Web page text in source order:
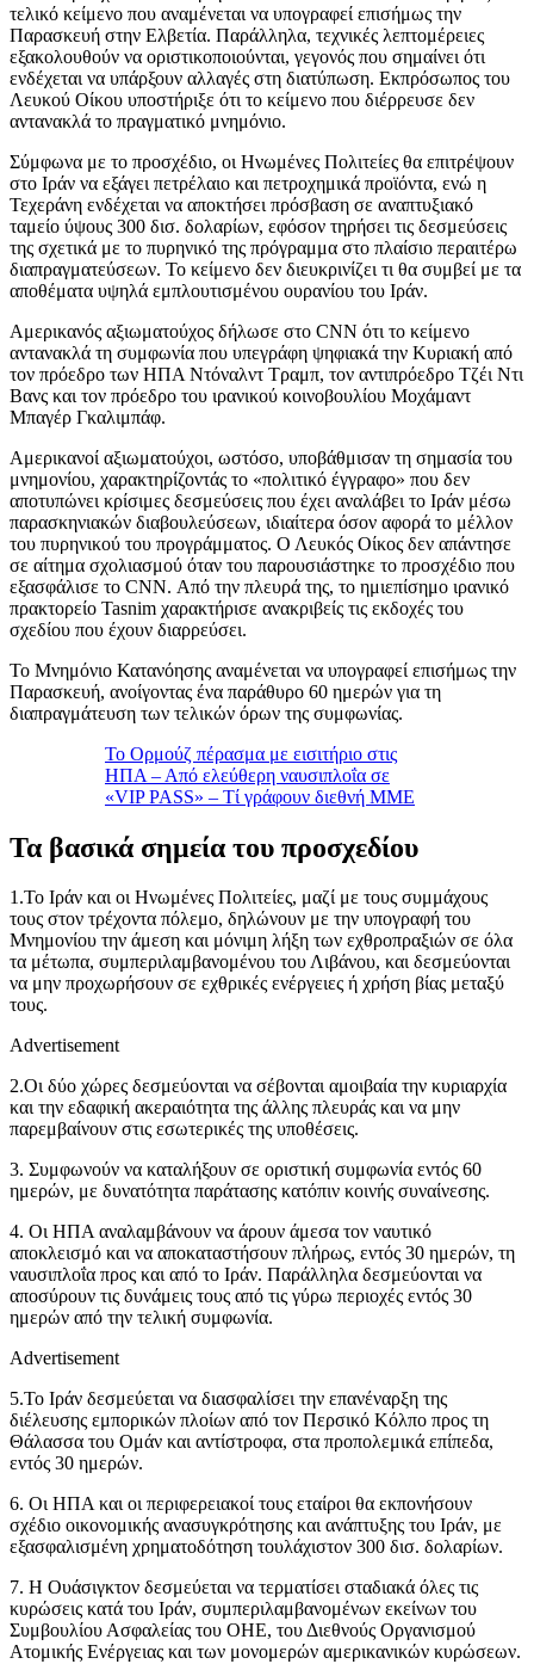
τελικό κείμενο που αναμένεται να υπογραφεί επισήμως την
Παρασκευή στην Ελβετία. Παράλληλα, τεχνικές λεπτομέρειες
εξακολουθούν να οριστικοποιούνται, γεγονός που σημαίνει ότι
ενδέχεται να υπάρξουν αλλαγές στη διατύπωση. Εκπρόσωπος του
Λευκού Οίκου υποστήριξε ότι το κείμενο που διέρρευσε δεν
αντανακλά το πραγματικό μνημόνιο.
Σύμφωνα με το προσχέδιο, οι Ηνωμένες Πολιτείες θα επιτρέψουν
στο Ιράν να εξάγει πετρέλαιο και πετροχημικά προϊόντα, ενώ η
Τεχεράνη ενδέχεται να αποκτήσει πρόσβαση σε αναπτυξιακό
ταμείο ύψους 300 δισ. δολαρίων, εφόσον τηρήσει τις δεσμεύσεις
της σχετικά με το πυρηνικό της πρόγραμμα στο πλαίσιο περαιτέρω
διαπραγματεύσεων. Το κείμενο δεν διευκρινίζει τι θα συμβεί με τα
αποθέματα υψηλά εμπλουτισμένου ουρανίου του Ιράν.
Αμερικανός αξιωματούχος δήλωσε στο CNN ότι το κείμενο
αντανακλά τη συμφωνία που υπεγράφη ψηφιακά την Κυριακή από
τον πρόεδρο των ΗΠΑ Ντόναλντ Τραμπ, τον αντιπρόεδρο Τζέι Ντι
Βανς και τον πρόεδρο του ιρανικού κοινοβουλίου Μοχάμαντ
Μπαγέρ Γκαλιμπάφ.
Αμερικανοί αξιωματούχοι, ωστόσο, υποβάθμισαν τη σημασία του
μνημονίου, χαρακτηρίζοντάς το «πολιτικό έγγραφο» που δεν
αποτυπώνει κρίσιμες δεσμεύσεις που έχει αναλάβει το Ιράν μέσω
παρασκηνιακών διαβουλεύσεων, ιδιαίτερα όσον αφορά το μέλλον
του πυρηνικού του προγράμματος. Ο Λευκός Οίκος δεν απάντησε
σε αίτημα σχολιασμού όταν του παρουσιάστηκε το προσχέδιο που
εξασφάλισε το CNN. Από την πλευρά της, το ημιεπίσημο ιρανικό
πρακτορείο Tasnim χαρακτήρισε ανακριβείς τις εκδοχές του
σχεδίου που έχουν διαρρεύσει.
Το Μνημόνιο Κατανόησης αναμένεται να υπογραφεί επισήμως την
Παρασκευή, ανοίγοντας ένα παράθυρο 60 ημερών για τη
διαπραγμάτευση των τελικών όρων της συμφωνίας.
Το Ορμούζ πέρασμα με εισιτήριο στις
ΗΠΑ – Από ελεύθερη ναυσιπλοΐα σε
«VIP PASS» – Τί γράφουν διεθνή ΜΜΕ
Τα βασικά σημεία του προσχεδίου
1.Το Ιράν και οι Ηνωμένες Πολιτείες, μαζί με τους συμμάχους
τους στον τρέχοντα πόλεμο, δηλώνουν με την υπογραφή του
Μνημονίου την άμεση και μόνιμη λήξη των εχθροπραξιών σε όλα
τα μέτωπα, συμπεριλαμβανομένου του Λιβάνου, και δεσμεύονται
να μην προχωρήσουν σε εχθρικές ενέργειες ή χρήση βίας μεταξύ
τους.
Advertisement
2.Οι δύο χώρες δεσμεύονται να σέβονται αμοιβαία την κυριαρχία
και την εδαφική ακεραιότητα της άλλης πλευράς και να μην
παρεμβαίνουν στις εσωτερικές της υποθέσεις.
3. Συμφωνούν να καταλήξουν σε οριστική συμφωνία εντός 60
ημερών, με δυνατότητα παράτασης κατόπιν κοινής συναίνεσης.
4. Οι ΗΠΑ αναλαμβάνουν να άρουν άμεσα τον ναυτικό
αποκλεισμό και να αποκαταστήσουν πλήρως, εντός 30 ημερών, τη
ναυσιπλοΐα προς και από το Ιράν. Παράλληλα δεσμεύονται να
αποσύρουν τις δυνάμεις τους από τις γύρω περιοχές εντός 30
ημερών από την τελική συμφωνία.
Advertisement
5.Το Ιράν δεσμεύεται να διασφαλίσει την επανέναρξη της
διέλευσης εμπορικών πλοίων από τον Περσικό Κόλπο προς τη
Θάλασσα του Ομάν και αντίστροφα, στα προπολεμικά επίπεδα,
εντός 30 ημερών.
6. Οι ΗΠΑ και οι περιφερειακοί τους εταίροι θα εκπονήσουν
σχέδιο οικονομικής ανασυγκρότησης και ανάπτυξης του Ιράν, με
εξασφαλισμένη χρηματοδότηση τουλάχιστον 300 δισ. δολαρίων.
7. Η Ουάσιγκτον δεσμεύεται να τερματίσει σταδιακά όλες τις
κυρώσεις κατά του Ιράν, συμπεριλαμβανομένων εκείνων του
Συμβουλίου Ασφαλείας του ΟΗΕ, του Διεθνούς Οργανισμού
Ατομικής Ενέργειας και των μονομερών αμερικανικών κυρώσεων.